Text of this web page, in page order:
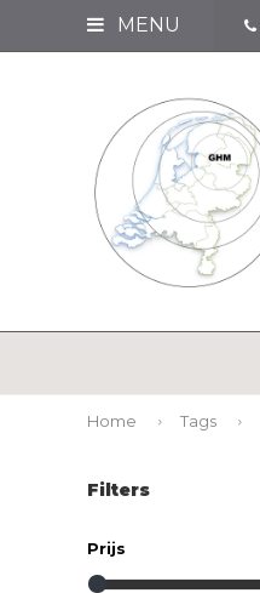
MENU
Home Tags
Filters
Prijs